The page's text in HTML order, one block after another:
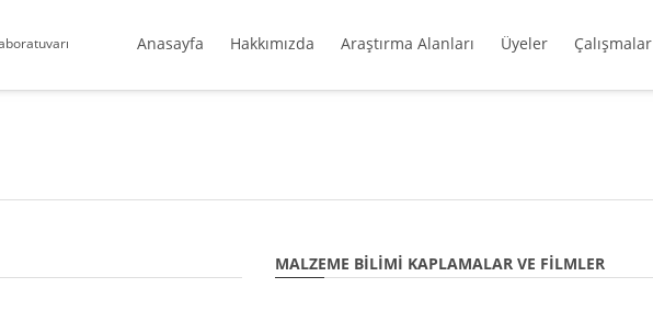
Anasayfa Hakkımızda Araştırma Alanları Üyeler Çalışmalar
MALZEME BILIMI KAPLAMALAR VE FILMLER